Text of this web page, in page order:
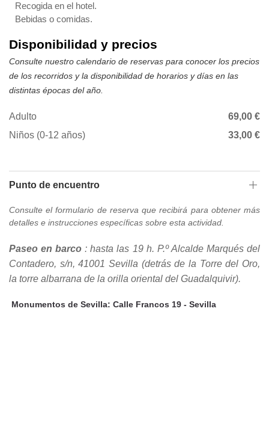
Recogida en el hotel.
Bebidas o comidas.
Disponibilidad y precios
Consulte nuestro calendario de reservas para conocer los precios
de los recorridos y la disponibilidad de horarios y días en las
distintas épocas del año.
Adulto
69,00 €
Niños (0-12 años)
33,00 €
Punto de encuentro
Consulte el formulario de reserva que recibirá para obtener más
detalles e instrucciones específicas sobre esta actividad.
Paseo en barco : hasta las 19 h. P.º Alcalde Marqués del
Contadero, s/n, 41001 Sevilla (detrás de la Torre del Oro,
la torre albarrana de la orilla oriental del Guadalquivir).
Monumentos de Sevilla: Calle Francos 19 - Sevilla